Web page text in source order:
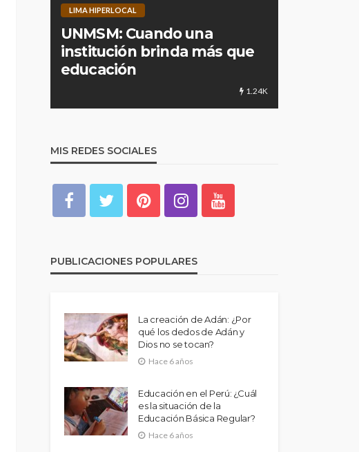
LIMA HIPERLOCAL
UNMSM: Cuando una
institución brinda más que
educación
1.24K
MIS REDES SOCIALES
PUBLICACIONES POPULARES
La creación de Adán: ¿Por
qué los dedos de Adán y
Dios no se tocan?
Hace 6 años
Educación en el Perú: ¿Cuál
es la situación de la
Educación Básica Regular?
Hace 6 años